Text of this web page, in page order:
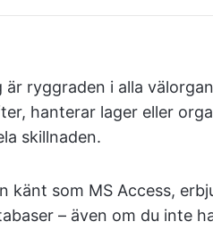
ryggraden i alla
hanterar lager eller
skillnaden.
känt som MS Access,
– även om du inte